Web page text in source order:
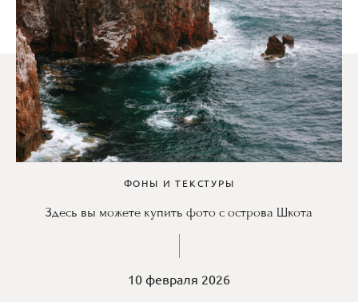
ФОНЫ И ТЕКСТУРЫ
Здесь вы можете купить фото с острова Шкота
10 февраля 2026